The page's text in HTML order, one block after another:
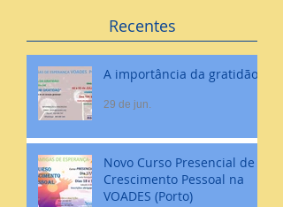
Recentes
A importância da gratidão
29 de jun.
Novo Curso Presencial de
Crescimento Pessoal na
VOADES (Porto)